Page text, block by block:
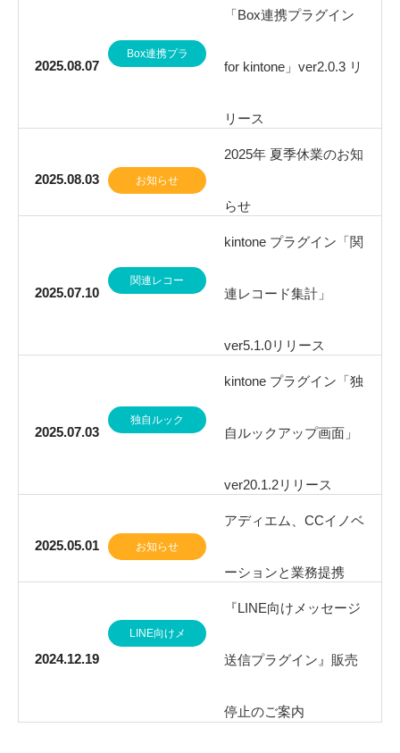
2025.08.07
Box連携プラ
「Box連携プラグイン
for kintone」ver2.0.3 リ
リース
2025.08.03 お知らせ
2025年 夏季休業のお知
らせ
2025.07.10
関連レコー
kintone プラグイン「関
連レコード集計」
ver5.1.0リリース
2025.07.03
独自ルック
kintone プラグイン「独
自ルックアップ画面」
ver20.1.2リリース
2025.05.01 お知らせ
アディエム、CCイノベ
ーションと業務提携
2024.12.19
LINE向けメ
『LINE向けメッセージ
送信プラグイン』販売
停止のご案内